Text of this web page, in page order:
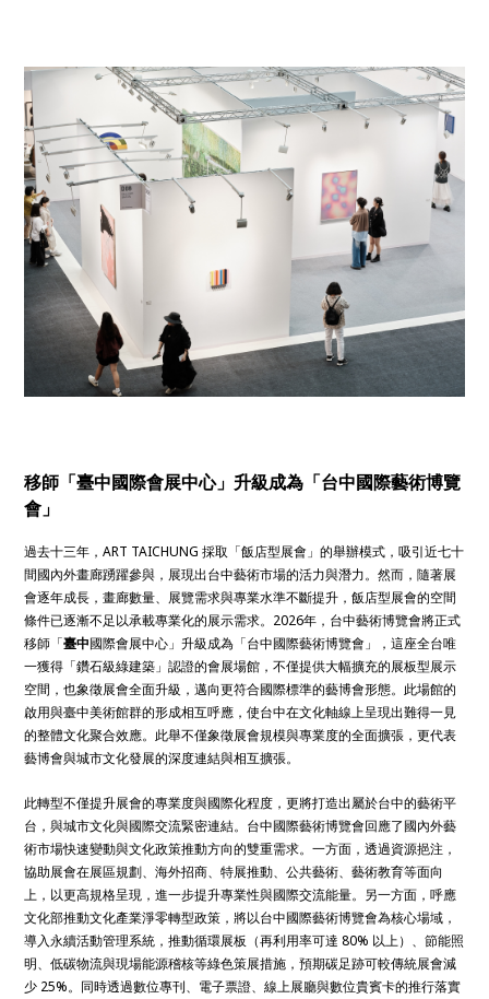
移師「臺中國際會展中心」升級成為「台中國際藝術博覽
會」
過去十三年，ART TAICHUNG 採取「飯店型展會」的舉辦模式，吸引近七十
間國內外畫廊踴躍參與，展現出台中藝術市場的活力與潛力。然而，隨著展
會逐年成長，畫廊數量、展覽需求與專業水準不斷提升，飯店型展會的空間
條件已逐漸不足以承載專業化的展示需求。2026年，台中藝術博覽會將正式
移師「臺中國際會展中心」升級成為「台中國際藝術博覽會」，這座全台唯
一獲得「鑽石級綠建築」認證的會展場館，不僅提供大幅擴充的展板型展示
空間，也象徵展會全面升級，邁向更符合國際標準的藝博會形態。此場館的
啟用與臺中美術館群的形成相互呼應，使台中在文化軸線上呈現出難得一見
的整體文化聚合效應。此舉不僅象徵展會規模與專業度的全面擴張，更代表
藝博會與城市文化發展的深度連結與相互擴張。
此轉型不僅提升展會的專業度與國際化程度，更將打造出屬於台中的藝術平
台，與城市文化與國際交流緊密連結。台中國際藝術博覽會回應了國內外藝
術市場快速變動與文化政策推動方向的雙重需求。一方面，透過資源挹注，
協助展會在展區規劃、海外招商、特展推動、公共藝術、藝術教育等面向
上，以更高規格呈現，進一步提升專業性與國際交流能量。另一方面，呼應
文化部推動文化產業淨零轉型政策，將以台中國際藝術博覽會為核心場域，
導入永續活動管理系統，推動循環展板（再利用率可達 80% 以上）、節能照
明、低碳物流與現場能源稽核等綠色策展措施，預期碳足跡可較傳統展會減
少 25%。同時透過數位專刊、電子票證、線上展廳與數位貴賓卡的推行落實